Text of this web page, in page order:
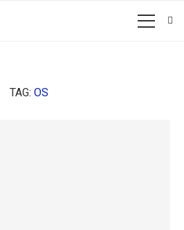
TAG: OS